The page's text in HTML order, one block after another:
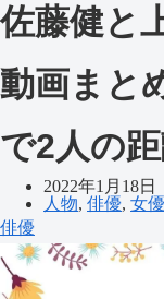
佐藤健と
動画まと
で2人の
2022年1月18日
人物, 俳優, 女優
俳優